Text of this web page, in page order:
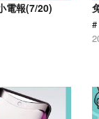
電報(7/20)